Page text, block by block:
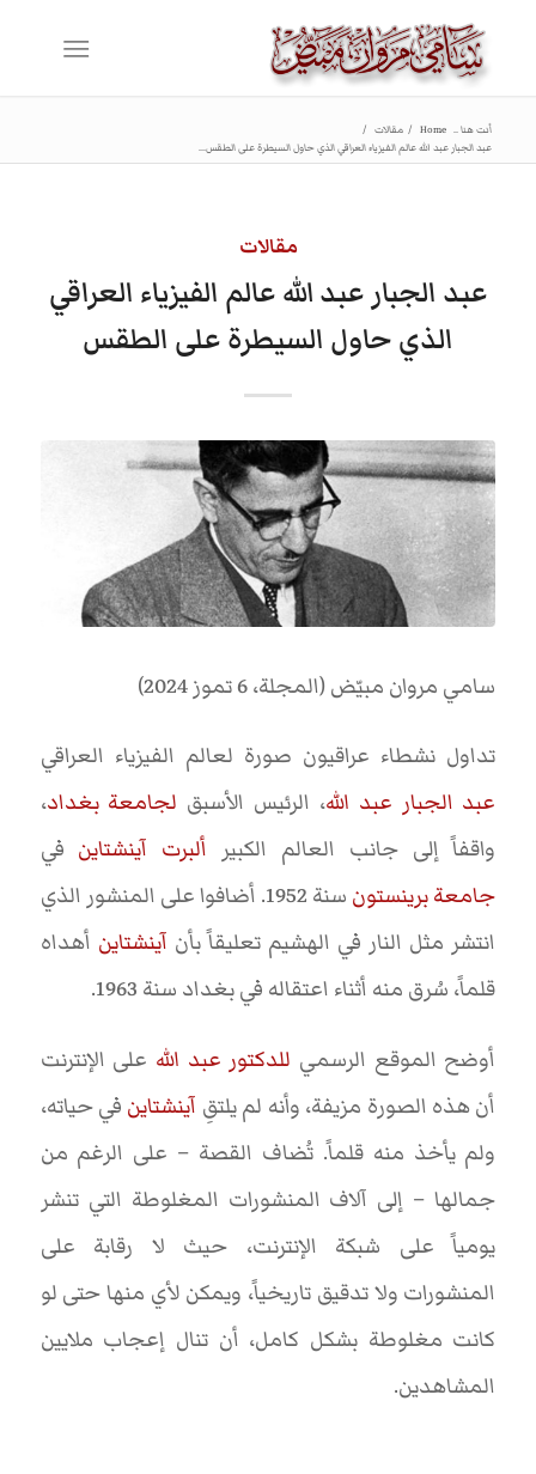
أنت هنا .. Home
/ مقالات /
عبد الجبار عبد الله عالم الفيزياء العراقي الذي حاول السيطرة على الطقس...
مقالات
عبد الجبار عبد الله عالم الفيزياء العراقي
الذي حاول السيطرة على الطقس
سامي مروان مبيّض (المجلة، 6 تموز 2024)
تداول نشطاء عراقيون صورة لعالم الفيزياء العراقي
عبد الجبار عبد الله، الرئيس الأسبق لجامعة بغداد،
واقفاً إلى جانب العالم الكبير ألبرت آينشتاين في
جامعة برينستون
سنة 1952. أضافوا على المنشور الذي
انتشر مثل النار في الهشيم تعليقاً بأن آينشتاين أهداه
قلماً، سُرق منه أثناء اعتقاله في بغداد سنة 1963.
أوضح الموقع الرسمي للدكتور عبد الله على الإنترنت
أن هذه الصورة مزيفة، وأنه لم يلتقِ آينشتاين في حياته،
ولم يأخذ منه قلماً. تُضاف القصة – على الرغم من
جمالها – إلى آلاف المنشورات المغلوطة التي تنشر
يومياً على شبكة الإنترنت، حيث لا رقابة على
المنشورات ولا تدقيق تاريخياً، ويمكن لأي منها حتى لو
كانت مغلوطة بشكل كامل، أن تنال إعجاب ملايين
المشاهدين.